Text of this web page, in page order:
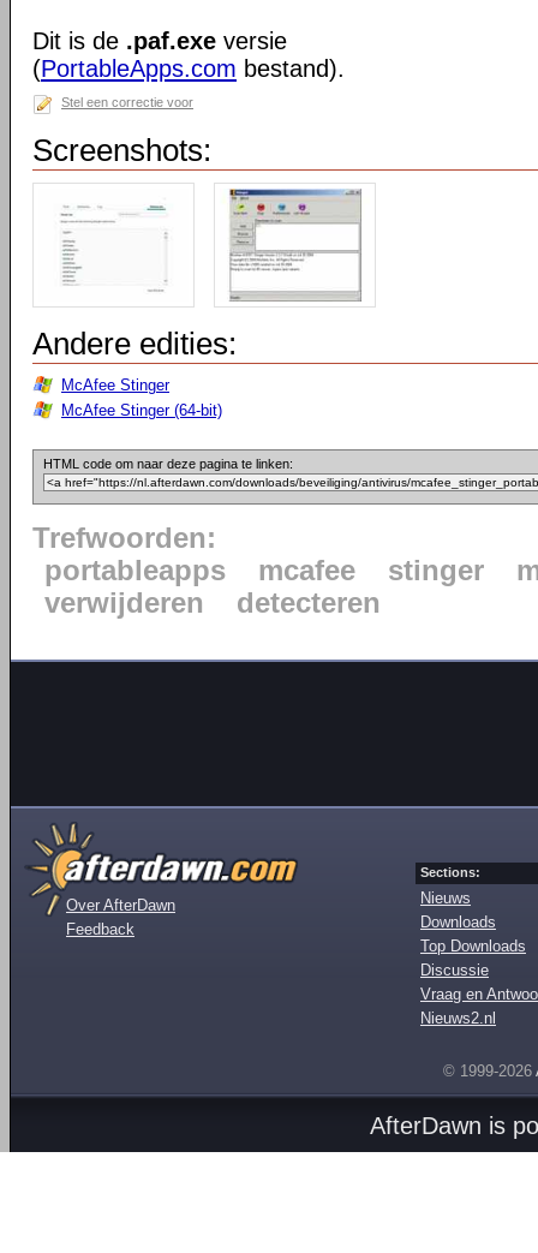
Dit is de .paf.exe versie
(PortableApps.com bestand).
Stel een correctie voor
Screenshots:
Andere edities:
McAfee Stinger
McAfee Stinger (64-bit)
HTML code om naar deze pagina te linken:
Trefwoorden:
portableapps
mcafee stinger
verwijderen
detecteren
Over AfterDawn
Feedback
Sections:
Nieuws
Downloads
Top Downloads
Discussie
Vraag en
Nieuws2.nl
© 1999-2026
AfterDawn is